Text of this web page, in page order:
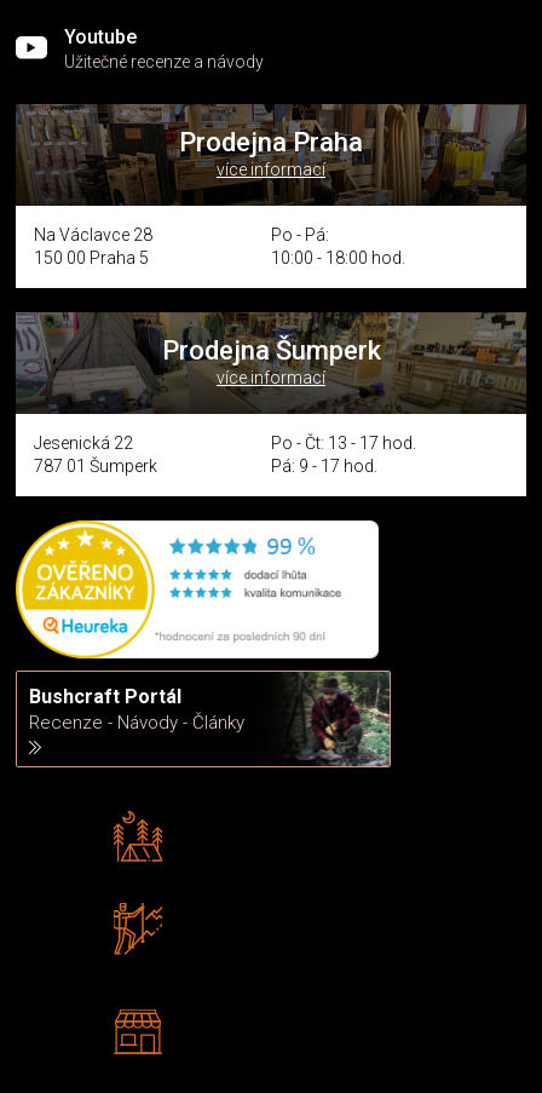
Youtube
Užitečné recenze a návody
Prodejna Praha
více informací
Na Václavce 28
150 00 Praha 5
Po - Pá:
10:00 - 18:00 hod.
Prodejna Šumperk
více informací
Jesenická 22
787 01 Šumperk
Po - Čt: 13 - 17 hod.
Pá: 9 - 17 hod.
Bushcraft Portál
Recenze - Návody - Články